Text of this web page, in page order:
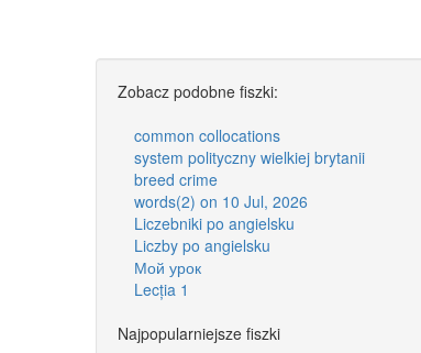
Zobacz podobne fiszki:
common collocations
system polityczny wielkiej brytanii
breed crime
words(2) on 10 Jul, 2026
Liczebniki po angielsku
Liczby po angielsku
Мой урок
Lecția 1
Najpopularniejsze fiszki